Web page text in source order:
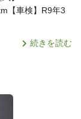
【車検】R9年3
続きを読む